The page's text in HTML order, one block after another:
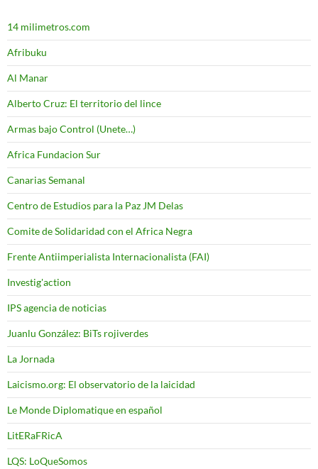
14 milimetros.com
Afribuku
Al Manar
Alberto Cruz: El territorio del lince
Armas bajo Control (Unete…)
Africa Fundacion Sur
Canarias Semanal
Centro de Estudios para la Paz JM Delas
Comite de Solidaridad con el Africa Negra
Frente Antiimperialista Internacionalista (FAI)
Investig'action
IPS agencia de noticias
Juanlu González: BiTs rojiverdes
La Jornada
Laicismo.org: El observatorio de la laicidad
Le Monde Diplomatique en español
LitERaFRicA
LQS: LoQueSomos